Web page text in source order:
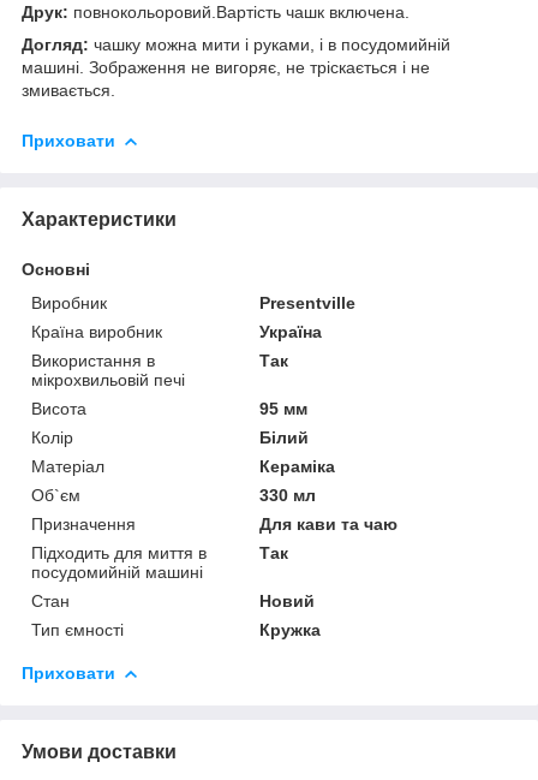
Друк: повнокольоровий.Вартість чашк включена.
Догляд: чашку можна мити і руками, і в посудомийній
машині. Зображення не вигоряє, не тріскається і не
змивається.
Приховати
Характеристики
Основні
Виробник
Presentville
Країна виробник
Україна
Використання в
мікрохвильовій печі
Так
Висота
95 мм
Колір
Білий
Матеріал
Кераміка
Об`єм
330 мл
Призначення
Для кави та чаю
Підходить для миття в
посудомийній машині
Так
Стан
Новий
Тип ємності
Кружка
Приховати
Умови доставки